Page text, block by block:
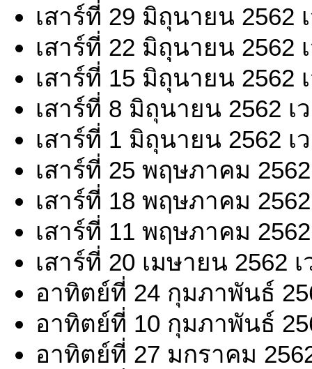
เสาร์ที่ 29 มิถุนายน 2562
เสาร์ที่ 22 มิถุนายน 2562
เสาร์ที่ 15 มิถุนายน 2562
เสาร์ที่ 8 มิถุนายน 2562 เ
เสาร์ที่ 1 มิถุนายน 2562 เ
เสาร์ที่ 25 พฤษภาคม
เสาร์ที่ 18 พฤษภาคม
เสาร์ที่ 11 พฤษภาคม
เสาร์ที่ 20 เมษายน 2562
อาทิตย์ที่ 24 กุมภาพันธ์
อาทิตย์ที่ 10 กุมภาพันธ์
อาทิตย์ที่ 27 มกราคม